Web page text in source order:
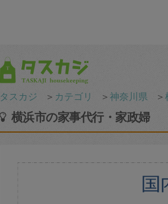
タスカジ ＞ カテゴリ ＞神奈川県 ＞
横浜市の家事代行・家政婦